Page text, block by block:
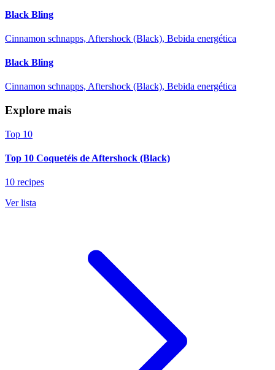
Black Bling
Cinnamon schnapps, Aftershock (Black), Bebida energética
Black Bling
Cinnamon schnapps, Aftershock (Black), Bebida energética
Explore mais
Top 10
Top 10 Coquetéis de Aftershock (Black)
10 recipes
Ver lista